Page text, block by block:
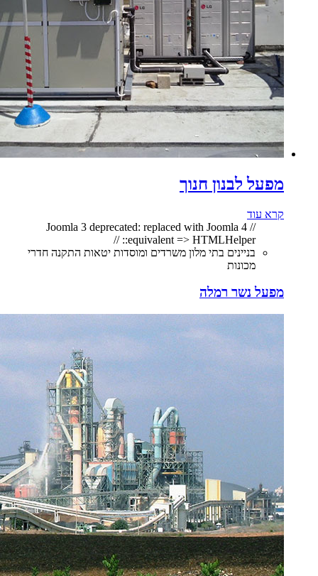
מפעל לבנון חנוך
קרא עוד
// Joomla 3 deprecated: replaced with Joomla 4
equivalent => HTMLHelper:: //
בניינים בתי מלון משרדים ומוסדות יטאות התקנה חדרי
מכונות
מפעל נשר רמלה